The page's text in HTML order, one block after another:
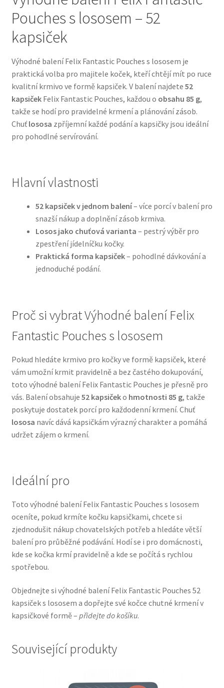
Bozita pro psy — Švédské krmivo s nordickou kvalitou
Granule pro psy
Natural Trainer pro psy — Italské krmivo s
přírodními složkami
Happy Dog — Německá kvalita a přirozené složení
Konzervy a kapsičky pro psy
N&D Farmina pro psy — Italské holistic krmivo
Oblečky pro psy
Ortopedické pelíšky
Přepravky pro psy
Purizon pro psy — Vysoký obsah masa, bez obilovin
Royal Canin pro psy
Vodítka a obojky
Wolf of Wilderness
Pouches s lososem – 52
kapsiček
Výhodné balení Felix Fantastic Pouches s lososem je
praktická volba pro majitele koček, kteří chtějí mít po ruce
kvalitní krmivo ve formě kapsiček. V balení najdete 52
kapsičekFelix Fantastic Pouches, každou o obsahu 85 g,
takže se hodí pro pravidelné krmení a plánování zásob.
Chuť lososa zpříjemní každé podání a kapsičky jsou ideální
pro pohodlné servírování.
Hlavní vlastnosti
52 kapsiček v jednom balení– více porcí v balení pro
snazší nákup a doplnění zásob krmiva.
Losos jako chuťová varianta – pestrý výběr pro
zpestření jídelníčku kočky.
Praktická forma kapsiček– pohodlné dávkování a
jednoduché podání.
Proč si vybrat Výhodné balení Felix
Fantastic Pouches s lososem
Pokud hledáte krmivo pro kočky ve formě kapsiček, které
vám umožní krmit pravidelně a bez častého dokupování,
toto výhodné balení Felix Fantastic Pouches je přesně pro
vás. Balení obsahuje 52 kapsičeko hmotnosti 85 g, takže
poskytuje dostatek porcí pro každodenní krmení. Chuť
lososa navíc dává kapsičkám výrazný charakter a pomáhá
udržet zájem o krmení.
Ideální pro
Toto výhodné balení Felix Fantastic Pouches s lososem
oceníte, pokud krmíte kočku kapsičkami, chcete si
zjednodušit nákup chovatelských potřeb a hledáte větší
balení pro průběžné podávání. Hodí se i pro domácnosti,
kde se kočka krmí pravidelně a kde se počítá s rychlou
spotřebou.
Objednejte si výhodné balení Felix Fantastic Pouches 52
kapsiček s lososem a dopřejte své kočce chutné krmení v
kapsičkové formě – přidejte do košíku.
Související produkty